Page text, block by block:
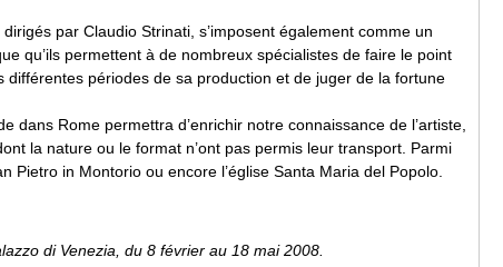
par Claudio Strinati, s’imposent également comme un
qu’ils permettent à de nombreux spécialistes de faire le point
différentes périodes de sa production et de juger de la fortune
dans Rome permettra d’enrichir notre connaissance de l’artiste,
la nature ou le format n’ont pas permis leur transport. Parmi
Pietro in Montorio ou encore l’église Santa Maria del Popolo.
di Venezia, du 8 février au 18 mai 2008.